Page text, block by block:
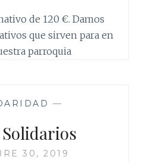
de 120 €. Damos
que sirven para en
parroquia
—
30, 2019